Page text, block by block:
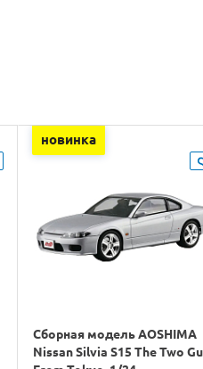
новинка
Сборная модель AOSHIMA
Nissan Silvia S15 The Two